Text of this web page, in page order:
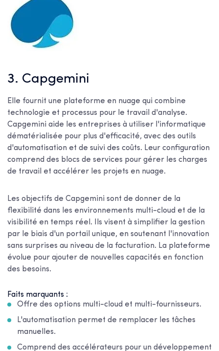
3. Capgemini
Elle fournit une plateforme en nuage qui combine
technologie et processus pour le travail d'analyse.
Capgemini aide les entreprises à utiliser l'informatique
dématérialisée pour plus d'efficacité, avec des outils
d'automatisation et de suivi des coûts. Leur configuration
comprend des blocs de services pour gérer les charges
de travail et accélérer les projets en nuage.
Les objectifs de Capgemini sont de donner de la
flexibilité dans les environnements multi-cloud et de la
visibilité en temps réel. Ils visent à simplifier la gestion
par le biais d'un portail unique, en soutenant l'innovation
sans surprises au niveau de la facturation. La plateforme
évolue pour ajouter de nouvelles capacités en fonction
des besoins.
Faits marquants :
Offre des options multi-cloud et multi-fournisseurs.
L'automatisation permet de remplacer les tâches
manuelles.
Comprend des accélérateurs pour un développement